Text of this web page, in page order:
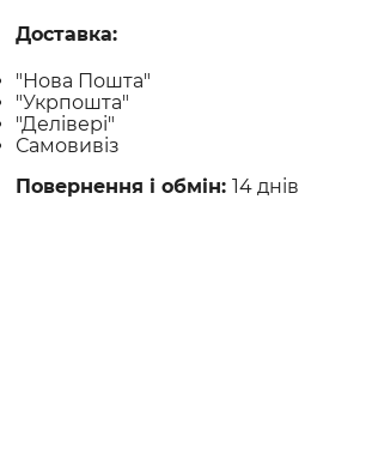
Доставка:
"Нова Пошта"
"Укрпошта"
"Делівері"
Самовивіз
Повернення і обмін:14 днів